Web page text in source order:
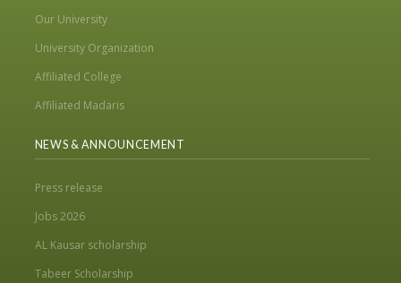
Our University
University Organization
Affiliated College
Affiliated Madaris
NEWS & ANNOUNCEMENT
Press release
Jobs 2026
AL Kausar scholarship
Tabeer Scholarship